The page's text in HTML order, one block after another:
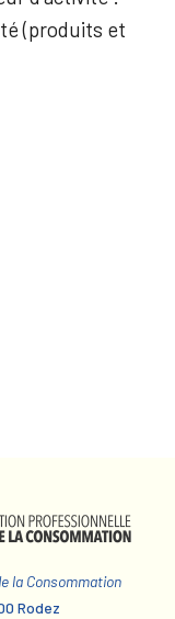
(produits et
la Consommation
Rodez